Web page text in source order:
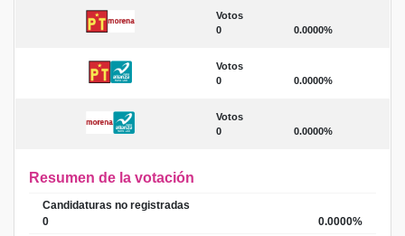
Votos
0
0.0000%
Votos
0
0.0000%
Votos
0
0.0000%
Resumen de la votación
Candidaturas no registradas
0
0.0000%